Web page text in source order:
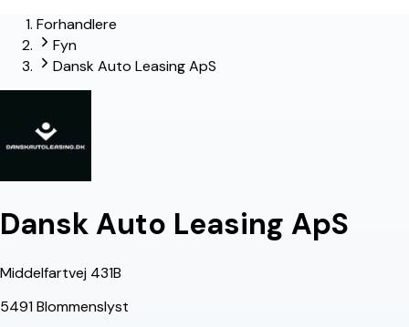
Forhandlere
Fyn
Dansk Auto Leasing ApS
Dansk Auto Leasing ApS
Middelfartvej 431B
5491 Blommenslyst